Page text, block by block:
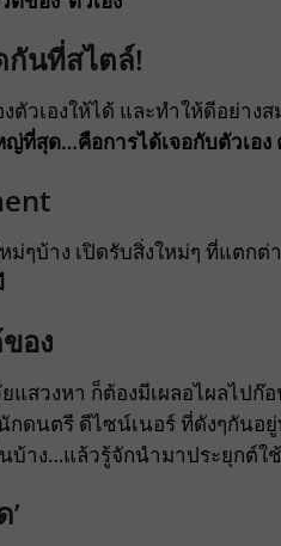
นที่สไตล์!
ตัวเองให้ได้ และทำให้ดีอย่าง
ที่สุด…คือการได้เจอกับตัวเอง
ม่ๆบ้าง เปิดรับสิ่งใหม่ๆ ที่แตกต่
อง
แสวงหา ก็ต้องมีเผลอไผลไป
กดนตรี ดีไซน์เนอร์ ที่ดังๆกันอ
าง…แล้วรู้จักนำมาประยุกต์ใช้